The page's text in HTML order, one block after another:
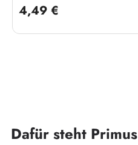
4,49 €
Dafür steht Primus